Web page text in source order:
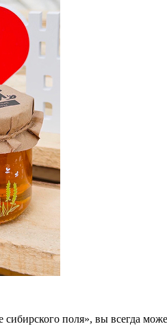
поля», вы всегда